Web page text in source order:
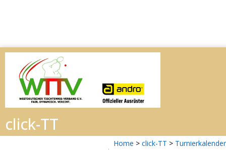
Home > click-TT > Turnierkalender